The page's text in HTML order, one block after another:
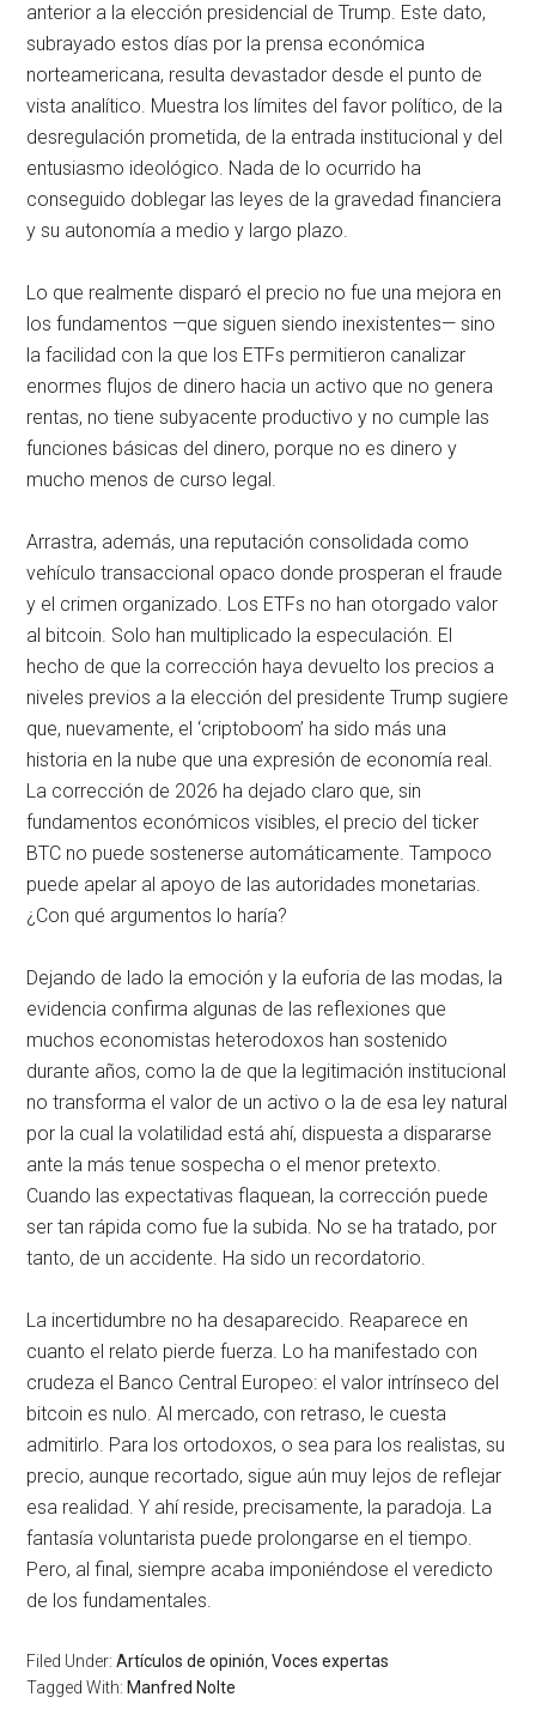
anterior a la elección presidencial de Trump. Este dato,
subrayado estos días por la prensa económica
norteamericana, resulta devastador desde el punto de
vista analítico. Muestra los límites del favor político, de la
desregulación prometida, de la entrada institucional y del
entusiasmo ideológico. Nada de lo ocurrido ha
conseguido doblegar las leyes de la gravedad financiera
y su autonomía a medio y largo plazo.
Lo que realmente disparó el precio no fue una mejora en
los fundamentos —que siguen siendo inexistentes— sino
la facilidad con la que los ETFs permitieron canalizar
enormes flujos de dinero hacia un activo que no genera
rentas, no tiene subyacente productivo y no cumple las
funciones básicas del dinero, porque no es dinero y
mucho menos de curso legal.
Arrastra, además, una reputación consolidada como
vehículo transaccional opaco donde prosperan el fraude
y el crimen organizado. Los ETFs no han otorgado valor
al bitcoin. Solo han multiplicado la especulación. El
hecho de que la corrección haya devuelto los precios a
niveles previos a la elección del presidente Trump sugiere
que, nuevamente, el ‘criptoboom’ ha sido más una
historia en la nube que una expresión de economía real.
La corrección de 2026 ha dejado claro que, sin
fundamentos económicos visibles, el precio del ticker
BTC no puede sostenerse automáticamente. Tampoco
puede apelar al apoyo de las autoridades monetarias.
¿Con qué argumentos lo haría?
Dejando de lado la emoción y la euforia de las modas, la
evidencia confirma algunas de las reflexiones que
muchos economistas heterodoxos han sostenido
durante años, como la de que la legitimación institucional
no transforma el valor de un activo o la de esa ley natural
por la cual la volatilidad está ahí, dispuesta a dispararse
ante la más tenue sospecha o el menor pretexto.
Cuando las expectativas flaquean, la corrección puede
ser tan rápida como fue la subida. No se ha tratado, por
tanto, de un accidente. Ha sido un recordatorio.
La incertidumbre no ha desaparecido. Reaparece en
cuanto el relato pierde fuerza. Lo ha manifestado con
crudeza el Banco Central Europeo: el valor intrínseco del
bitcoin es nulo. Al mercado, con retraso, le cuesta
admitirlo. Para los ortodoxos, o sea para los realistas, su
precio, aunque recortado, sigue aún muy lejos de reflejar
esa realidad. Y ahí reside, precisamente, la paradoja. La
fantasía voluntarista puede prolongarse en el tiempo.
Pero, al final, siempre acaba imponiéndose el veredicto
de los fundamentales.
Filed Under:Artículos de opinión ,Voces expertas
Tagged With: Manfred Nolte